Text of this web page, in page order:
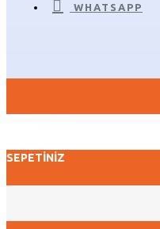
WHATSAPP
SEPETINIZ